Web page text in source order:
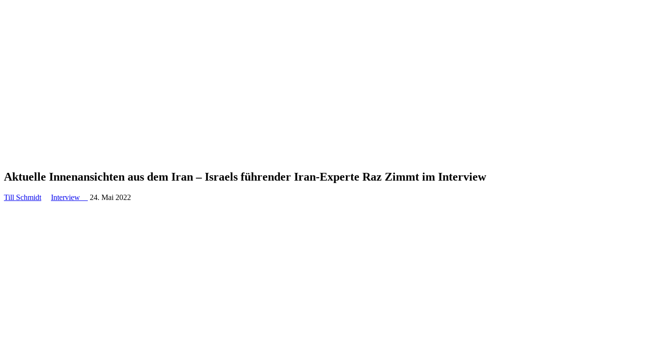
Aktuelle Innen­an­sichten aus dem Iran – Israels führender Iran-Experte Raz Zimmt im Interview
Till Schmidt Interview 24. Mai 2022